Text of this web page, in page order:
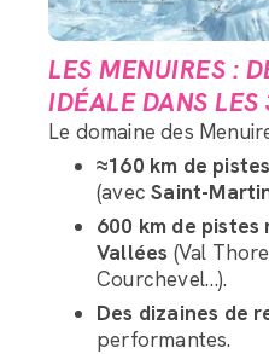
LES MENUIRES :
IDÉALE DANS LES
Le domaine des
≈160 km de pistes
(avecSaint-
600 km de pistes
Vallées (Val
Courchevel…).
Des dizaines de
performantes.